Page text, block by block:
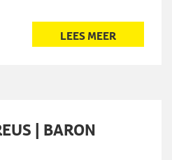
LEES MEER
| BARON